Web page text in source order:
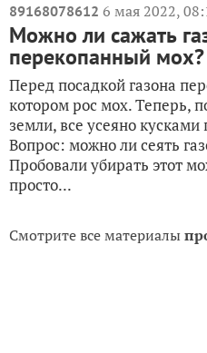
89168078612 6 мая 2022,
Можно ли сажать
перекопанный мох?
Перед посадкой газона
котором рос мох. Теперь,
земли, все усеяно
Вопрос: можно ли сеять
Пробовали убирать этот
просто...
Смотрите все материалы